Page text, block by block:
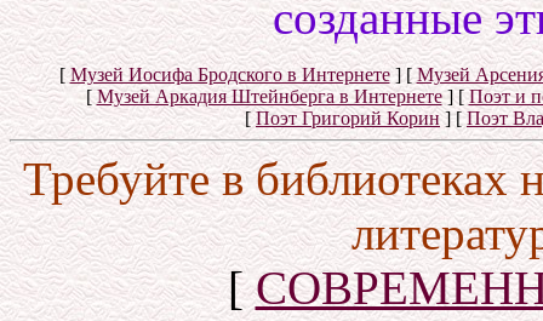
созданные
[Музей Иосифа Бродского в Интернете] [Музей
[ Музей Аркадия Штейнберга в Интернете] [Поэт и
[Поэт Григорий Корин] [Поэт
Требуйте в
[